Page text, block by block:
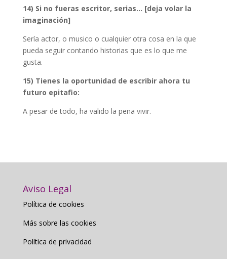
14) Si no fueras escritor, serias… [deja volar la
imaginación]
Sería actor, o musico o cualquier otra cosa en la que
pueda seguir contando historias que es lo que me
gusta.
15) Tienes la oportunidad de escribir ahora tu
futuro epitafio:
A pesar de todo, ha valido la pena vivir.
Aviso Legal
Política de cookies
Más sobre las cookies
Política de privacidad